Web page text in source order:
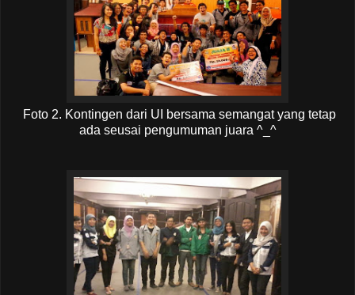
Foto 2. Kontingen dari UI bersama semangat yang tetap
ada seusai pengumuman juara ^_^